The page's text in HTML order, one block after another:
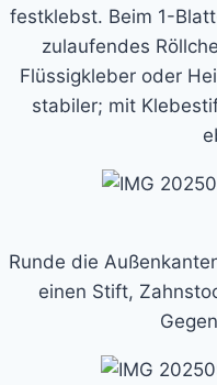
festklebst. Beim 1-
zulaufendes
Flüssigkleber oder
stabiler; mit
Runde die
einen Stift,